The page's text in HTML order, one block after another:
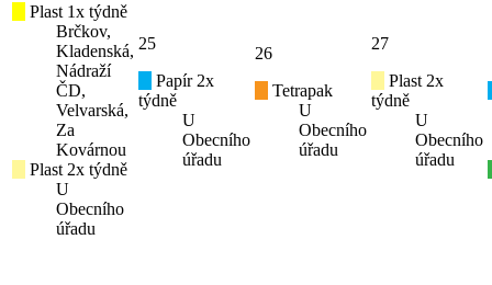
Plast 1x týdně
Brčkov,
Kladenská,
Nádraží
ČD,
Velvarská,
Za
Kovárnou
Plast 2x týdně
U
Obecního
úřadu
25
Papír 2x
týdně
U
Obecního
úřadu
26
Tetrapak
U
Obecního
úřadu
27
Plast 2x
týdně
U
Obecního
úřadu